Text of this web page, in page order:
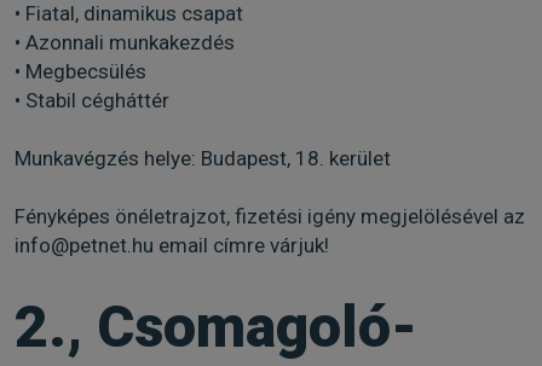
• Fiatal, dinamikus csapat
• Azonnali munkakezdés
• Megbecsülés
• Stabil cégháttér
Munkavégzés helye: Budapest, 18. kerület
Fényképes önéletrajzot, fizetési igény megjelölésével az
info@petnet.hu email címre várjuk!
2., Csomagoló-